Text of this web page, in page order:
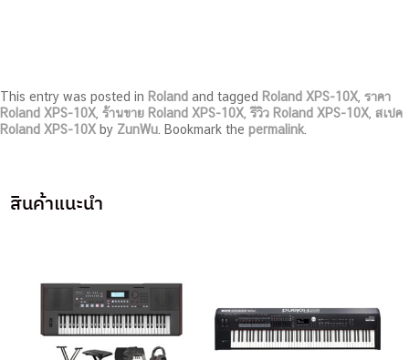
This entry was posted in Roland and tagged Roland XPS-10X ราคา
Roland XPS-10X ร้านขาย Roland XPS-10X ,รีวิว Roland XPS-10X สเปค
Roland XPS-10X by ZunWu . Bookmark the permalink
สินค้าแนะนำ